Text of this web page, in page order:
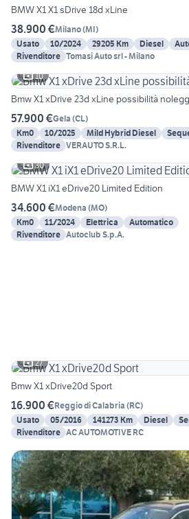
BMW X1 X1 sDrive 18d xLine
38.900 €Milano(MI)
Usato
10/2024 29205 Km Diesel
Rivenditore Tomasi Auto srl - Milano
10
Bmw X1 xDrive 23d xLine possibilità
57.900 €Gela (CL)
Km0
10/2025 Mild Hybrid Diesel
Rivenditore VERAUTO S.R.L.
30
BMW X1 iX1 eDrive20 Limited Edition
34.600 €Modena (MO)
Km0
11/2024 Elettrica
Automatico
Rivenditore Autoclub S.p.A.
27
Bmw X1 xDrive20d Sport
16.900 €Reggio di Calabria (RC)
Usato
05/2016 141273 Km Diesel
Rivenditore AC AUTOMOTIVE RC